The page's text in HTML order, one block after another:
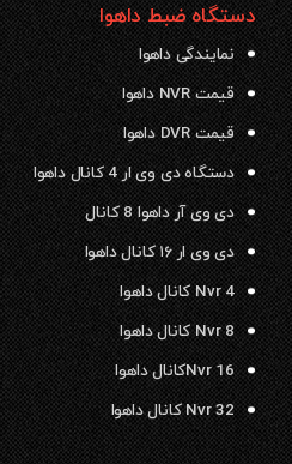
دستگاه ضبط داهوا
نمایندگی داهوا
قیمت NVR داهوا
قیمت DVR داهوا
دستگاه دی وی ار 4 کانال داهوا
دی وی آر داهوا 8 کانال
دی وی ار ۱۶ کانال داهوا
Nvr 4 کانال داهوا
Nvr 8 کانال داهوا
Nvr 16کانال داهوا
Nvr 32 کانال داهوا